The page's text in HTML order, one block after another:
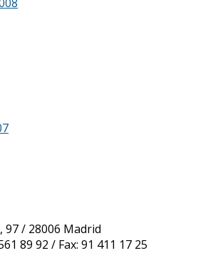
97 / 28006 Madrid
89 92 / Fax: 91 411 17 25